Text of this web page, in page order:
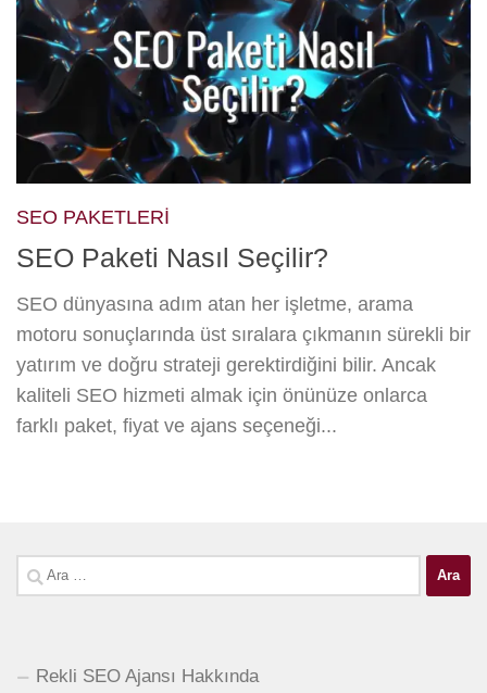
SEO PAKETLERI
SEO Paketi Nasıl Seçilir?
SEO dünyasına adım atan her işletme, arama
motoru sonuçlarında üst sıralara çıkmanın sürekli bir
yatırım ve doğru strateji gerektirdiğini bilir. Ancak
kaliteli SEO hizmeti almak için önünüze onlarca
farklı paket, fiyat ve ajans seçeneği...
Arama:
Rekli SEO Ajansı Hakkında